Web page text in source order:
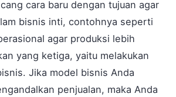
cara baru dengan tujuan agar
bisnis inti, contohnya seperti
agar produksi lebih
yang ketiga, yaitu melakukan
Jika model bisnis Anda
penjualan, maka Anda